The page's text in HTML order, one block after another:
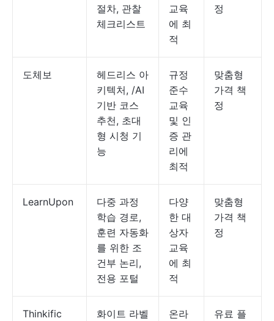
절차, 관찰
체크리스트
교육
에 최
적
정
도체보
헤드리스 아
키텍처, /AI
기반 코스
추천, 초대
형 시청 기
능
규정
준수
교육
및 인
증 관
리에
최적
맞춤형
가격 책
정
LearnUpon
다중 과정
학습 경로,
훈련 자동화
를 위한 조
건부 논리,
전용 포털
다양
한 대
상자
교육
에 최
적
맞춤형
가격 책
정
Thinkific 화이트 라벨 온라 유료 플